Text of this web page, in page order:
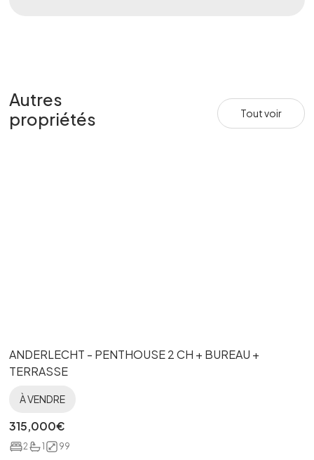
Autres
propriétés
Tout voir
ANDERLECHT - PENTHOUSE 2 CH + BUREAU +
TERRASSE
À VENDRE
315,000€
2 1 99